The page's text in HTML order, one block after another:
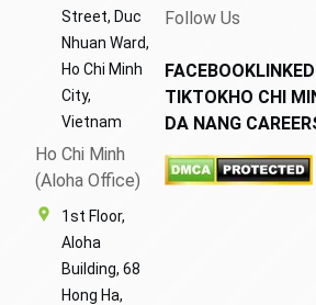
Street, Duc
Nhuan Ward,
Ho Chi Minh
City,
Vietnam
Ho Chi Minh
(Aloha Office)
1st Floor,
Aloha
Building, 68
Hong Ha,
Follow Us
FACEBOOK
TIKTOKHO CHI
DA NANG